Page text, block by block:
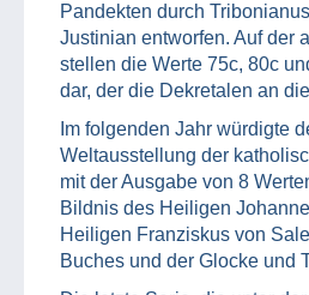
Pandekten durch
Justinian entworfen. Auf der
stellen die Werte 75c, 80c
dar, der die Dekretalen an
Im folgenden Jahr würdigte
Weltausstellung der
mit der Ausgabe von 8
Bildnis des Heiligen
Heiligen Franziskus von
Buches und der Glocke und